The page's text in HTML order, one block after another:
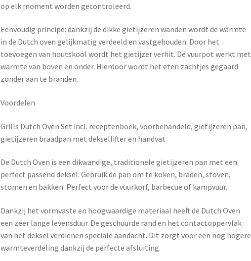
op elk moment worden gecontroleerd.
Eenvoudig principe: dankzij de dikke gietijzeren wanden wordt de warmte
in de Dutch oven gelijkmatig verdeeld en vastgehouden. Door het
toevoegen van houtskool wordt het gietijzer verhit. De vuurpot werkt met
warmte van boven en onder. Hierdoor wordt het eten zachtjes gegaard
zonder aan te branden.
Voordelen
Grills Dutch Oven Set incl. receptenboek, voorbehandeld, gietijzeren pan,
gietijzeren braadpan met deksellifter en handvat
De Dutch Oven is een dikwandige, traditionele gietijzeren pan met een
perfect passend deksel. Gebruik de pan om te koken, braden, stoven,
stomen en bakken. Perfect voor de vuurkorf, barbecue of kampvuur.
Dankzij het vormvaste en hoogwaardige materiaal heeft de Dutch Oven
een zeer lange levensduur. De geschuurde rand en het contactoppervlak
van het deksel verdienen speciale aandacht. Dit zorgt voor een nog hogere
warmteverdeling dankzij de perfecte afsluiting.